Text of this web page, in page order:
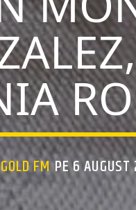
GOLD FMPE 6